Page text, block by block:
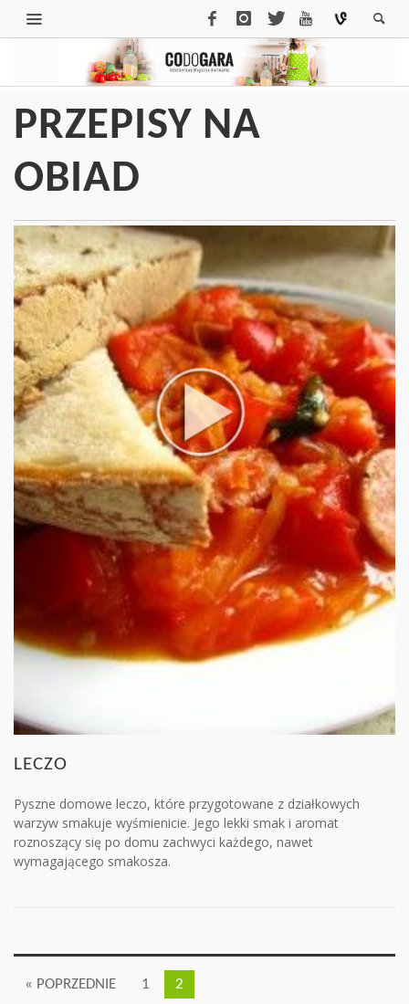
PRZEPISY NA
OBIAD
LECZO
Pyszne domowe leczo, które przygotowane z działkowych
warzyw smakuje wyśmienicie. Jego lekki smak i aromat
roznoszący się po domu zachwyci każdego, nawet
wymagającego smakosza.
« POPRZEDNIE 1 2